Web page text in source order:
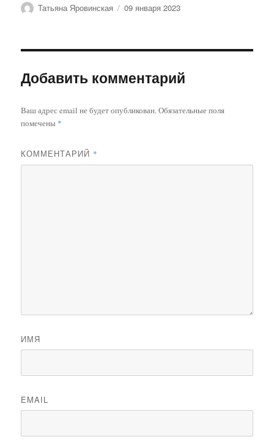
Автор
Татьяна Яровинская Опубликовано
09 января 2023
Добавить комментарий
Ваш адрес email не будет опубликован.Обязательные поля
помечены *
КОММЕНТАРИЙ *
ИМЯ
EMAIL